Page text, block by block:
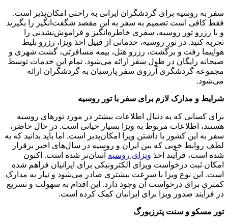
سفر به روسیه برای گردشگران ایرانی به راحتی امکان‌پذیر است.
فقط کافی است تصمیم به سفر به این مقصد شگفت‌انگیز را بگیرید
و با رزرو تور روسیه، سفری خاطره‌انگیز و فراموش‌نشدنی را
تجربه کنید. در تور روسیه، خدماتی از قبیل اخذ ویزا، رزرو بلیط
هواپیما رفت و برگشت، رزرو هتل، بیمه مسافرتی، گشت شهری و
صبحانه رایگان در طول سفر ارائه می‌شود. تمام این خدمات توسط
مجموعه گردشگری آرزوی سفر پارسیان به گردشگران ارائه
می‌شود.
شرایط و مدارک لازم برای سفر با تور روسیه
برای کسانی که به دنبال اطلاعات بیشتر در مورد تورهای روسیه
هستند، اطلاعات مربوط به ویزا بسیار حیاتی است. در حال حاضر،
سفر به این کشور با داشتن ویزا امکان‌پذیر است. اما باید بدانید که به
لطف روابط خوبی که بین ایران و روسیه در سال‌های اخیر برقرار
شده است، فرآیند اخذ ویزای روسیه آسان‌تر شده است. اکنون
امکان ثبت درخواست ویزای الکترونیکی برای ایرانیان فراهم شده
است. این نوع ویزا با سرعت بیشتری صادر می‌شود و نیاز به مدارک
کمتری برای درخواست آن وجود دارد. این اقدام به سهولت و تسریع
در فرآیند صدور ویزا برای ایرانیان کمک کرده است.
تور مسکو و سنت پترزبورگ